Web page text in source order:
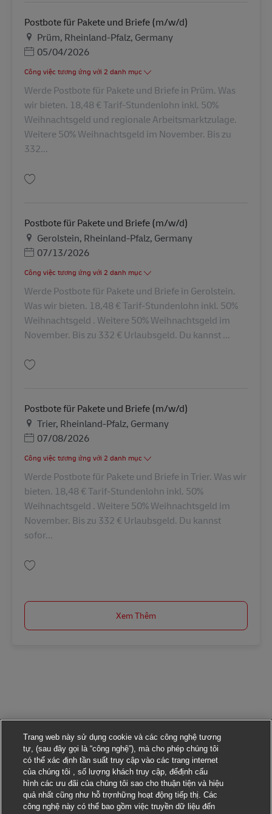
Postbote für Pakete und Briefe (m/w/d)
Địa điểm
Prüm, Rheinland-Pfalz, Germany
Posted Date
05/04/2026
Công việc tương ứng với 2 danh mục
Werde Postbote für Pakete und Briefe in Prüm. Was
wir bieten. 18,48 € Tarif-Stundenlohn inkl. 50%
Weihnachtsgeld und regionale Arbeitsmarktzulage.
Weitere 50% Weihnachtsgeld im November. Bis zu
332...
Postbote für Pakete und Briefe (m/w/d)
Địa điểm
Gerolstein, Rheinland-Pfalz, Germany
Posted Date
07/13/2026
Công việc tương ứng với 2 danh mục
Werde Postbote für Pakete und Briefe in Gerolstein.
Was wir bieten. 18,48 € Tarif-Stundenlohn inkl. 50%
Weihnachtsgeld . Weitere 50% Weihnachtsgeld im
November. Bis zu 332 € Urlaubsgeld. Du kannst ...
Postbote für Pakete und Briefe (m/w/d)
Địa điểm
Trier, Rheinland-Pfalz, Germany
Posted Date
07/08/2026
Công việc tương ứng với 2 danh mục
Werde Postbote für Pakete und Briefe in Trier. Was wir
bieten. 18,48 € Tarif-Stundenlohn inkl. 50%
Weihnachtsgeld . Weitere 50% Weihnachtsgeld im
November. Bis zu 332 € Urlaubsgeld. Du kannst
sofor...
Xem Thêm
Trang web này sử dụng cookie và các công nghệ tương
tự, (sau đây gọi là “công nghệ”), mà cho phép chúng tôi
có thể xác định tần suất truy cập vào các trang internet
của chúng tôi , số lượng khách truy cập, đểđịnh cấu
hình các ưu đãi của chúng tôi sao cho thuận tiện và hiệu
quả nhất cũng như hỗ trợnhững hoạt động tiếp thị. Các
công nghệ này có thể bao gồm việc truyền dữ liệu đến